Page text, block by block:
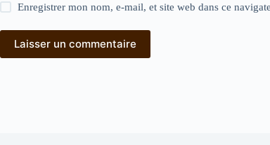
Enregistrer mon nom, e-mail, et site web dans ce
Laisser un commentaire